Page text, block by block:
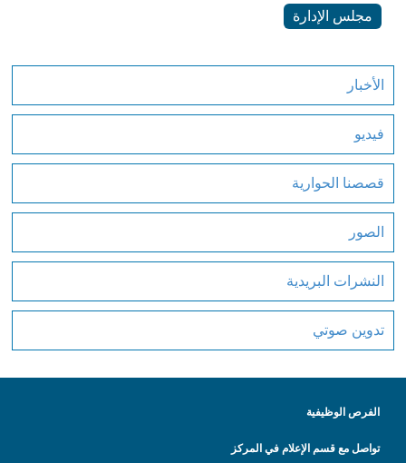
مجلس الإدارة
الأخبار
فيديو
قصصنا الحوارية
الصور
النشرات البريدية
تدوين صوتي
الفرص الوظيفية
تواصل مع قسم الإعلام في المركز